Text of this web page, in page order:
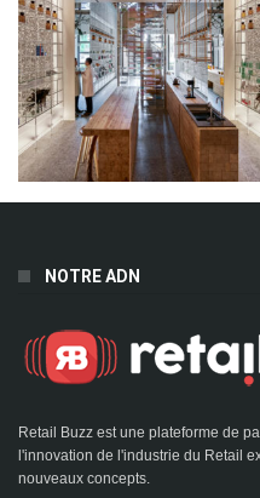
NOTRE ADN
Retail Buzz est une plateforme de
l'innovation de l'industrie du Retail
nouveaux concepts.